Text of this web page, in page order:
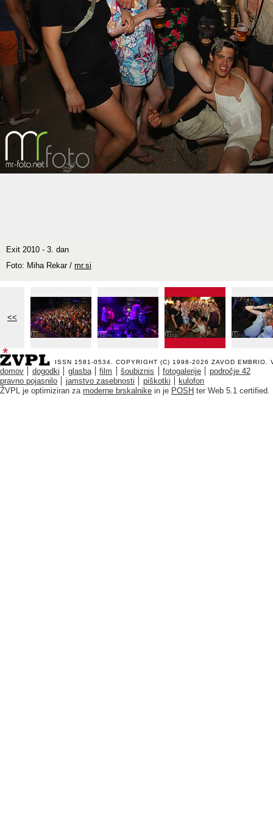
Exit 2010 - 3. dan
Foto: Miha Rekar / mr.si
<<
ISSN 1581-0534. COPYRIGHT (C) 1998-2026 ZAVOD EMBRIO .
domov dogodki glasba film šoubiznis fotogalerije
področje 42
pravno pojasnilo
jamstvo zasebnosti piškotki
kulofon
ŽVPL je optimiziran za moderne brskalnike in je POSH ter Web 5.1 certified.